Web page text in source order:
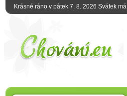
Krásné ráno v pátek 7. 8. 2026 Svátek má